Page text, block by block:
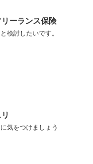
ーランス保険
検討したいです。
気をつけましょう